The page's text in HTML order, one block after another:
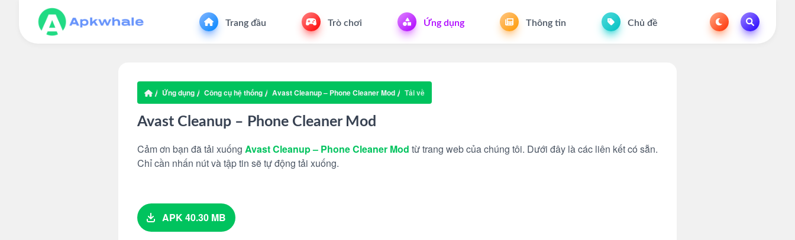
Trang đầu Trò chơi Ứng dụng Thông tin Chủ đề
Ứng dụng Công cụ hệ thống Avast Cleanup – Phone Cleaner Mod Tải về
Avast Cleanup – Phone Cleaner Mod
Cảm ơn bạn đã tải xuống Avast Cleanup – Phone Cleaner Mod từ trang web của chúng tôi. Dưới đây là các liên kết có sẵn.
Chỉ cần nhấn nút và tập tin sẽ tự động tải xuống.
APK 40.30 MB